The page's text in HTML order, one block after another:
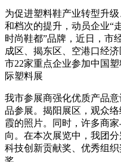
为促进塑料鞋产业转型升
和档次的提升，动员企业“
时尚鞋都”品牌，近日，市
成区、揭东区、空港口经
市22家重点企业参加中国
际塑料展
我市参展商强化优质产品
品参展。揭阳展区，观众
霞的照片。同时，许多商
向。在本次展览中，我团
科技创新贡献奖、优秀组